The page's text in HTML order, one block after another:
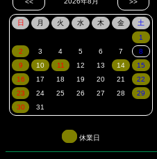
休業日